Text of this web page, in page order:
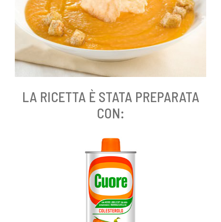
LA RICETTA È STATA PREPARATA
CON: